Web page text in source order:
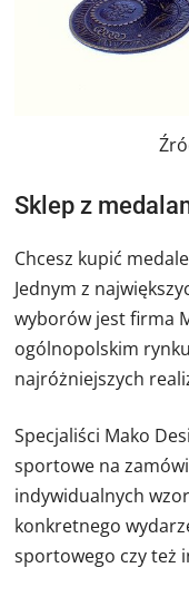
Sklep z
Chcesz kupić
Jednym z
wyborów jest firma
ogólnopolskim
najróżniejszych
Specjaliści Mako
sportowe na
indywidualnych
konkretnego
sportowego czy też